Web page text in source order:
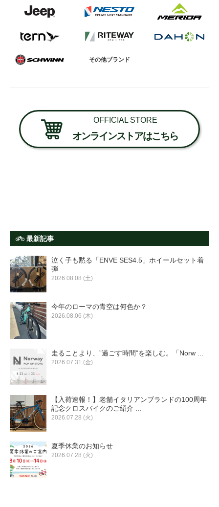
その他ブランド
OFFICIAL STORE
オンラインストアはこちら
最新記事
泣く子も黙る「ENVE SES4.5」ホイールセット着
弾
2026.08.08 (土)
今年のローマの青空は何色か？
2026.08.06 (木)
走ることより、”過ごす時間”を楽しむ。「Norw ...
2026.07.31 (金)
【入荷速報！】老舗イタリアンブランドの100周年
記念クロスバイクのご紹介 ...
2026.07.28 (火)
夏季休業のお知らせ
2026.07.28 (火)